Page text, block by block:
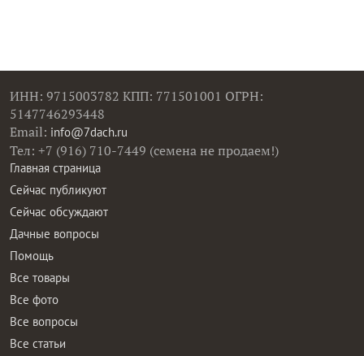
ИНН: 9715003782 КПП: 771501001 ОГРН:
5147746293448
Email: info@7dach.ru
Тел: +7 (916) 710-7449 (семена не продаем!)
Главная страница
Сейчас публикуют
Сейчас обсуждают
Дачные вопросы
Помощь
Все товары
Все фото
Все вопросы
Все статьи